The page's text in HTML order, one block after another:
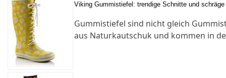
Viking Gummistiefel: trendige Schnitte und
Gummistiefel sind nicht gleich
aus Naturkautschuk und kommen in